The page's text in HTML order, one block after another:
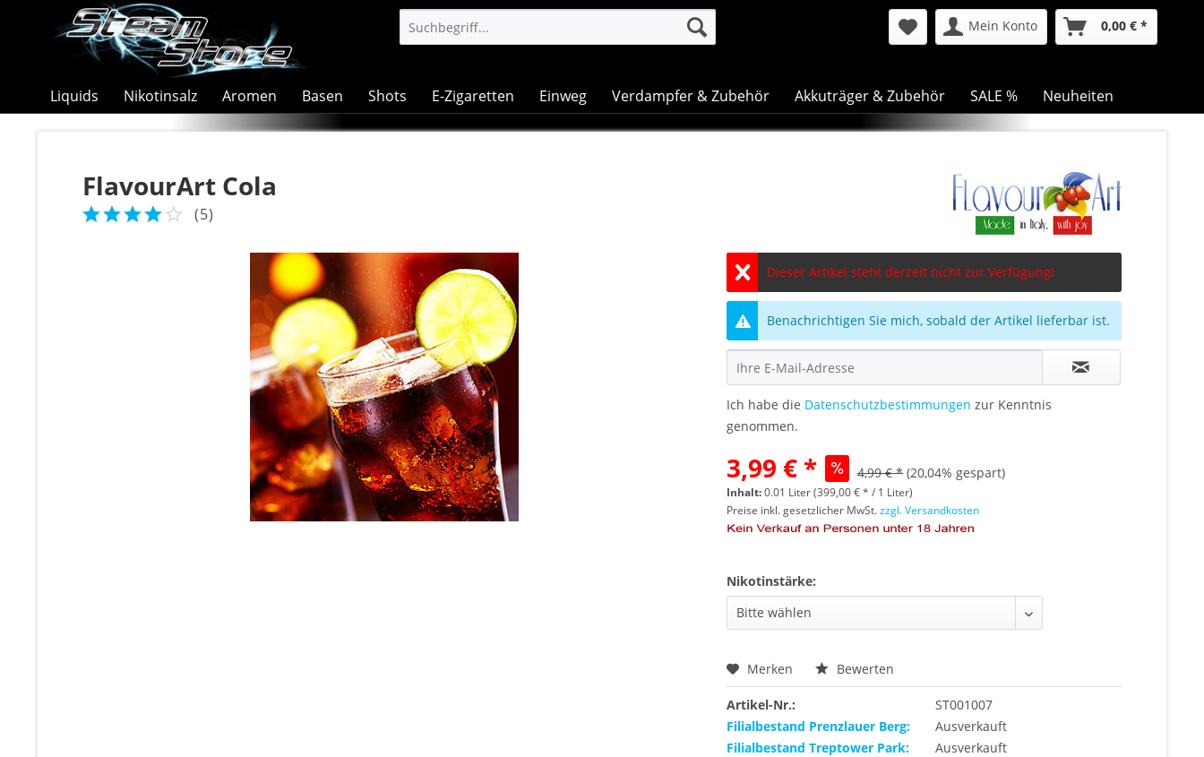
Mein Konto 0,00 € *
Liquids Nikotinsalz Aromen Basen Shots E-Zigaretten Einweg Verdampfer & Zubehör Akkuträger & Zubehör SALE % Neuheiten
FlavourArt Cola
(5)
Dieser Artikel steht derzeit nicht zur Verfügung!
Benachrichtigen Sie mich, sobald der Artikel lieferbar ist.
Ich habe die Datenschutzbestimmungen zur Kenntnis
genommen.
3,99 € * 4,99 € * (20,04% gespart)
Inhalt:0.01 Liter (399,00 € * / 1 Liter)
Preise inkl. gesetzlicher MwSt.zzgl. Versandkosten
Nikotinstärke:
Merken Bewerten
Artikel-Nr.:
ST001007
Filialbestand Prenzlauer Berg:
Ausverkauft
Filialbestand Treptower Park:
Ausverkauft